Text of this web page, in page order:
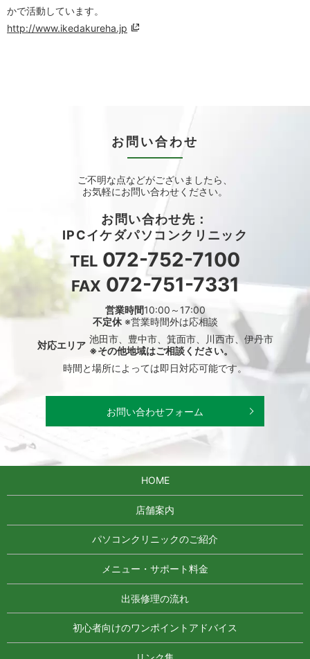
かで活動しています。
http://www.ikedakureha.jp
お問い合わせ
ご不明な点などがございましたら、
お気軽にお問い合わせください。
お問い合わせ先：
IPCイケダパソコンクリニック
TEL 072-752-7100
FAX 072-751-7331
営業時間10:00～17:00
不定休※営業時間外は応相談
対応エリア 池田市、豊中市、箕面市、川西市、伊丹市
※その他地域はご相談ください。
時間と場所によっては即日対応可能です。
お問い合わせフォーム
HOME
店舗案内
パソコンクリニックのご紹介
メニュー・サポート料金
出張修理の流れ
初心者向けのワンポイントアドバイス